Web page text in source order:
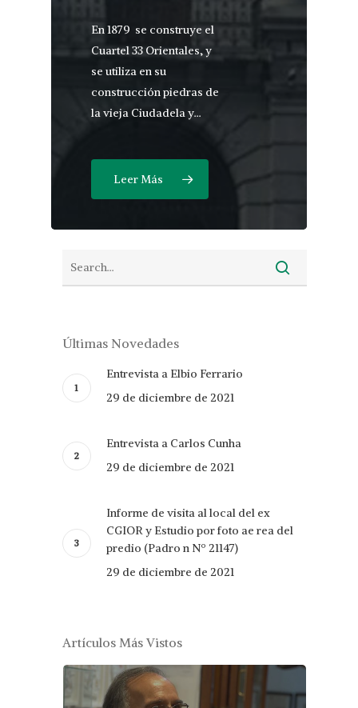
En 1879 se construye el
Cuartel 33 Orientales, y
se utiliza en su
construcción piedras de
la vieja Ciudadela y…
Leer Más
Últimas Novedades
Entrevista a Elbio Ferrario
29 de diciembre de 2021
Entrevista a Carlos Cunha
29 de diciembre de 2021
Informe de visita al local del ex
CGIOR y Estudio por foto ae rea del
predio (Padro n Nº 21147)
29 de diciembre de 2021
Artículos Más Vistos